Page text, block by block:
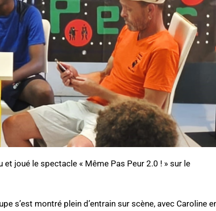
joué le spectacle « Même Pas Peur 2.0 ! » sur le
s’est montré plein d’entrain sur scène, avec Caroline